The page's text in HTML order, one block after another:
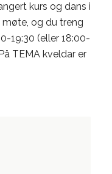
kurs og dans i
møte, og du treng
19:30 (eller 18:00-
TEMA kveldar er